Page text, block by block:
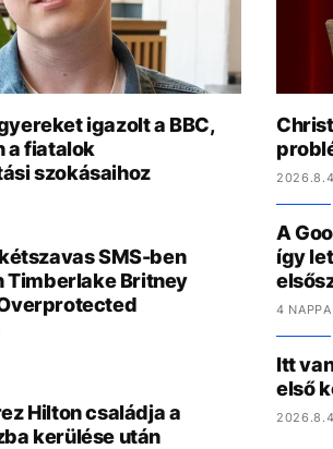
igazolt a BBC,
a fiatalok
szokásaihoz
SMS-ben
Timberlake Britney
Hilton családja a
kerülése után
A
így
4
Itt
első